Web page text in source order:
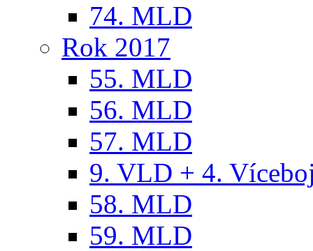
74. MLD
Rok 2017
55. MLD
56. MLD
57. MLD
9. VLD + 4.
58. MLD
59. MLD